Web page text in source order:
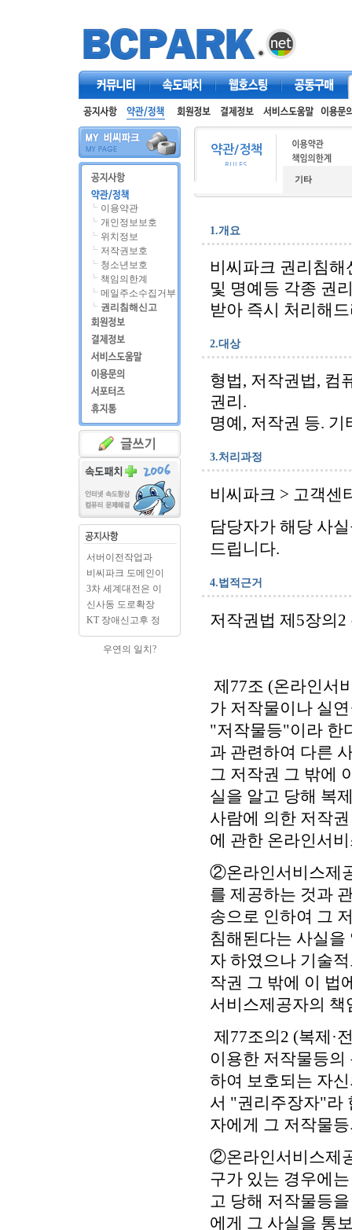
커뮤니티 속도패치 웹호스팅 공동구매
이용약관
개인정보보호
위치정보
저작권보호
청소년보호
책임의한계
메일주소수집거부
권리침해신고
서버이전작업과
BCPARK.c..
비씨파크 도메인이
BCPAR..
3차 세계대전은 이
미 시..
신사동 도로확장
출입구..
KT 장애신고후 정
상으로..
우연의 일치?
기타
1.개요
비씨파크 권리침
및 명예등 각종 권
받아 즉시 처리해
2.대상
형법, 저작권법, 컴
권리.
명예, 저작권 등. 기
3.처리과정
비씨파크 > 고객센
담당자가 해당 사
드립니다.
4.법적근거
저작권법 제5장의
제77조 (온라인서
가 저작물이나 실
"저작물등"이라 한
과 관련하여 다른
그 저작권 그 밖에
실을 알고 당해 복
사람에 의한 저작
에 관한 온라인서
②온라인서비스제
를 제공하는 것과
송으로 인하여 그
침해된다는 사실을
자 하였으나 기술
작권 그 밖에 이 법
서비스제공자의 책
제77조의2 (복제·
이용한 저작물등의
하여 보호되는 자
서 "권리주장자"라
자에게 그 저작물
②온라인서비스제
구가 있는 경우에
고 당해 저작물등
에게 그 사실을 통